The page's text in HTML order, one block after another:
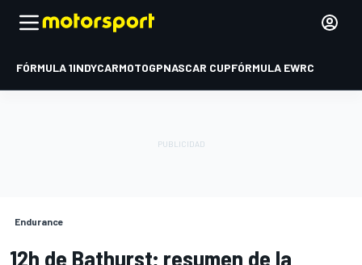
FÓRMULA 1INDYCARMOTOGPNASCAR CUPFÓRMULA EWRC
Endurance
12h de Bathurst; resumen de la